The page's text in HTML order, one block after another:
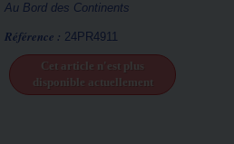
Au Bord des Continents
Référence : 24PR4911
Cet article n'est plus
disponible actuellement